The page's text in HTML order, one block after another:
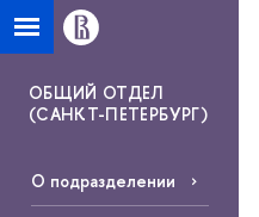
ОБЩИЙ ОТДЕЛ
(САНКТ-ПЕТЕРБУРГ)
О подразделении